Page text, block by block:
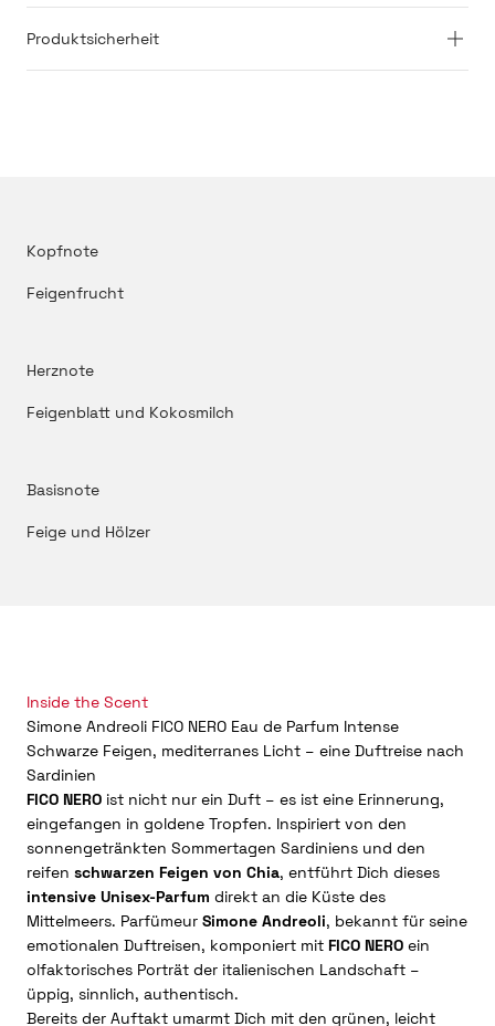
Produktsicherheit
Kopfnote
Feigenfrucht
Herznote
Feigenblatt und Kokosmilch
Basisnote
Feige und Hölzer
Inside the Scent
Simone Andreoli FICO NERO Eau de Parfum Intense
Schwarze Feigen, mediterranes Licht – eine Duftreise nach
Sardinien
FICO NERO ist nicht nur ein Duft – es ist eine Erinnerung,
eingefangen in goldene Tropfen. Inspiriert von den
sonnengetränkten Sommertagen Sardiniens und den
reifen schwarzen Feigen von Chia, entführt Dich dieses
intensive Unisex-Parfum direkt an die Küste des
Mittelmeers. Parfümeur Simone Andreoli, bekannt für seine
emotionalen Duftreisen, komponiert mit FICO NERO ein
olfaktorisches Porträt der italienischen Landschaft –
üppig, sinnlich, authentisch.
Bereits der Auftakt umarmt Dich mit den grünen, leicht